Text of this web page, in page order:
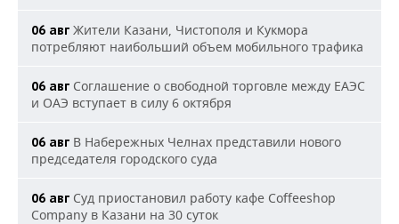
06 авг Жители Казани, Чистополя и Кукмора
потребляют наибольший объем мобильного трафика
06 авг Соглашение о свободной торговле между ЕАЭС
и ОАЭ вступает в силу 6 октября
06 авг В Набережных Челнах представили нового
председателя городского суда
06 авг Суд приостановил работу кафе Coffeeshop
Company в Казани на 30 суток